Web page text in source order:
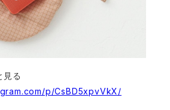
見る
p/CsBD5xpvVkX/